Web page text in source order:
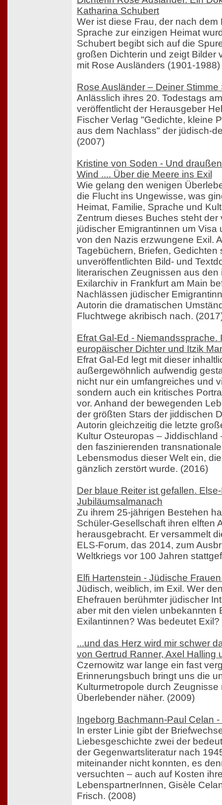
Katharina Schubert
Wer ist diese Frau, der nach dem
Sprache zur einzigen Heimat
Schubert begibt sich auf die
großen Dichterin und zeigt Bilder
mit Rose Ausländers (1901-
Rose Ausländer – Deiner Stimme
Anlässlich ihres 20. Todestags
veröffentlicht der Herausgeber
Fischer Verlag "Gedichte, kleine
aus dem Nachlass" der jüdisch-
(2007)
Kristine von Soden - Und
Wind .... Über die Meere ins Exil
Wie gelang den wenigen
die Flucht ins Ungewisse, was
Heimat, Familie, Sprache und
Zentrum dieses Buches steht der
jüdischer Emigrantinnen um Visa
von den Nazis erzwungene Exil.
Tagebüchern, Briefen, Gedichten
unveröffentlichten Bild- und
literarischen Zeugnissen aus
Exilarchiv in Frankfurt am Main
Nachlässen jüdischer
Autorin die dramatischen
Fluchtwege akribisch nach.
Efrat Gal-Ed - Niemandssprache.
europäischer Dichter und Itzik
Efrat Gal-Ed legt mit dieser
außergewöhnlich aufwendig
nicht nur ein umfangreiches und
sondern auch ein kritisches
vor. Anhand der bewegenden
der größten Stars der jiddischen
Autorin gleichzeitig die letzte
Kultur Osteuropas – Jiddischland
den faszinierenden
Lebensmodus dieser Welt ein,
gänzlich zerstört wurde. (2016)
Der blaue Reiter ist gefallen.
Jubiläumsalmanach
Zu ihrem 25-jährigen Bestehen
Schüler-Gesellschaft ihren elften
herausgebracht. Er versammelt
ELS-Forum, das 2014, zum
Weltkriegs vor 100 Jahren
Elfi Hartenstein - Jüdische
Jüdisch, weiblich, im Exil. Wer
Ehefrauen berühmter jüdischer
aber mit den vielen unbekannten
Exilantinnen? Was bedeutet Exil?
...und das Herz wird mir schwer
von Gertrud Ranner, Axel Halling
Czernowitz war lange ein fast
Erinnerungsbuch bringt uns die
Kulturmetropole durch
Überlebender näher. (2009)
Ingeborg Bachmann-Paul Celan -
In erster Linie gibt der
Liebesgeschichte zwei der
der Gegenwartsliteratur nach
miteinander nicht konnten, es
versuchten – auch auf Kosten
LebenspartnerInnen, Gisèle
Frisch. (2008)